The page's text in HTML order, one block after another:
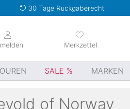
30 Tage Rückgaberecht
Merkzettel
SALE MARKEN
of Norway